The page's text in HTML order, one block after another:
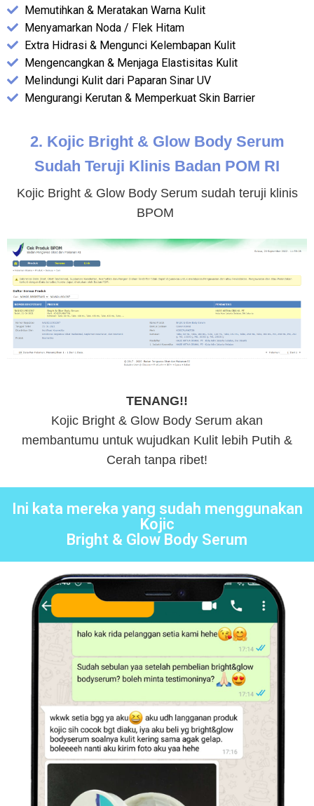
Memutihkan & Meratakan Warna Kulit
Menyamarkan Noda / Flek Hitam
Extra Hidrasi & Mengunci Kelembapan Kulit
Mengencangkan & Menjaga Elastisitas Kulit
Melindungi Kulit dari Paparan Sinar UV
Mengurangi Kerutan & Memperkuat Skin Barrier
2. Kojic Bright & Glow Body Serum
Sudah Teruji Klinis Badan POM RI
Kojic Bright & Glow Body Serum sudah teruji klinis
BPOM
TENANG!!
Kojic Bright & Glow Body Serum akan
membantumu untuk wujudkan Kulit lebih Putih &
Cerah tanpa ribet!
Ini kata mereka yang sudah menggunakan
Kojic
Bright & Glow Body Serum